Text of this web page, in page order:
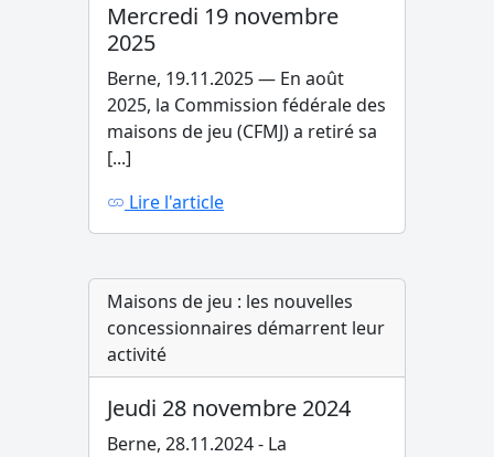
Mercredi 19 novembre
2025
Berne, 19.11.2025 — En août
2025, la Commission fédérale des
maisons de jeu (CFMJ) a retiré sa
[...]
Lire l'article
Maisons de jeu : les nouvelles
concessionnaires démarrent leur
activité
Jeudi 28 novembre 2024
Berne, 28.11.2024 - La